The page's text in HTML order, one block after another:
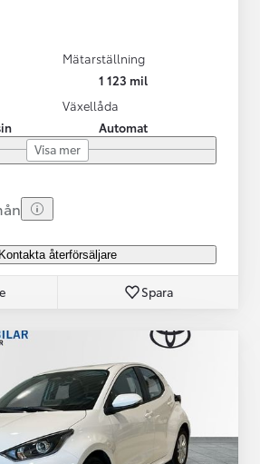
Mätarställning
1 123 mil
Växellåda
Automat
Visa mer
Kontakta återförsäljare
Spara